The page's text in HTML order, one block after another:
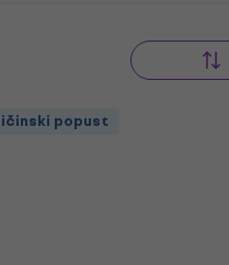
popust